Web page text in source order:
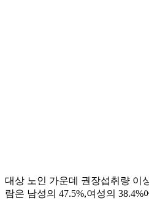
대상 노인 가운데 권장섭취량 이
람은 남성의 47.5%,여성의 38.4%